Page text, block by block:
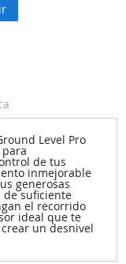
Level Pro
de tus
inmejorable
generosas
de suficiente
el recorrido
ideal que te
un desnivel